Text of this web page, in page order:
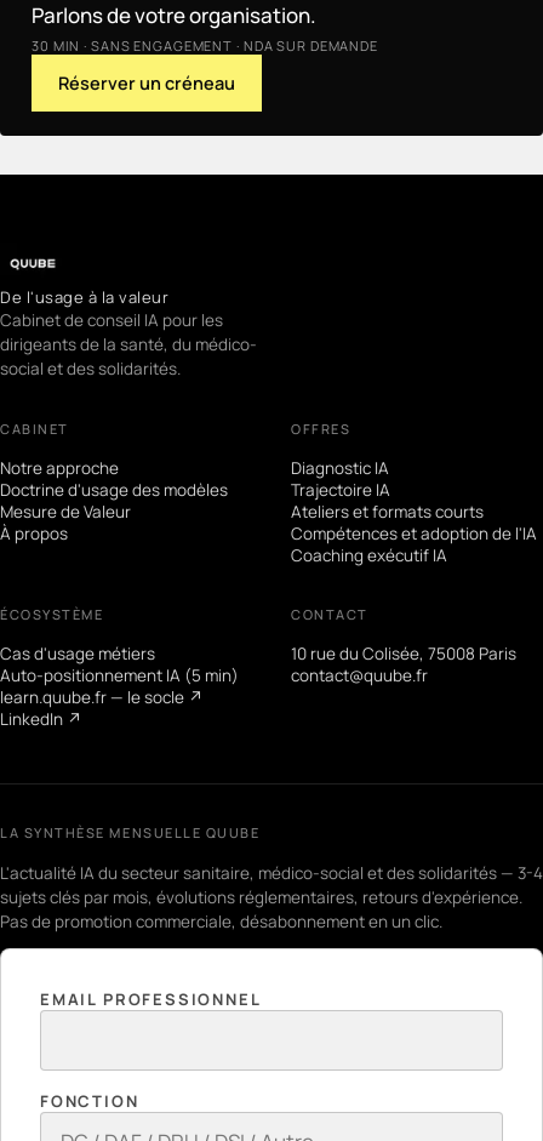
Parlons de votre organisation.
30 MIN · SANS ENGAGEMENT · NDA SUR DEMANDE
Réserver un créneau
De l'usage à la valeur
Cabinet de conseil IA pour les
dirigeants de la santé, du médico-
social et des solidarités.
CABINET
Notre approche
Doctrine d'usage des modèles
Mesure de Valeur
À propos
OFFRES
Diagnostic IA
Trajectoire IA
Ateliers et formats courts
Compétences et adoption de l'IA
Coaching exécutif IA
ÉCOSYSTÈME
Cas d'usage métiers
Auto-positionnement IA (5 min)
learn.quube.fr — le socle ↗
LinkedIn ↗
CONTACT
10 rue du Colisée, 75008 Paris
contact@quube.fr
LA SYNTHÈSE MENSUELLE QUUBE
L'actualité IA du secteur sanitaire, médico-social et des solidarités — 3-4
sujets clés par mois, évolutions réglementaires, retours d'expérience.
Pas de promotion commerciale, désabonnement en un clic.
EMAIL PROFESSIONNEL
FONCTION